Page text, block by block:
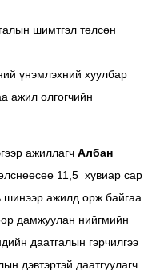
шимтгэл төлсөн
үнэмлэхний хуулбар
ажил олгогчийн
ажиллагч Албан
11,5 хувиар сар
шинээр ажилд орж байгаа
дамжуулан нийгмийн
даатгалын гэрчилгээ
дэвтэртэй даатгуулагч